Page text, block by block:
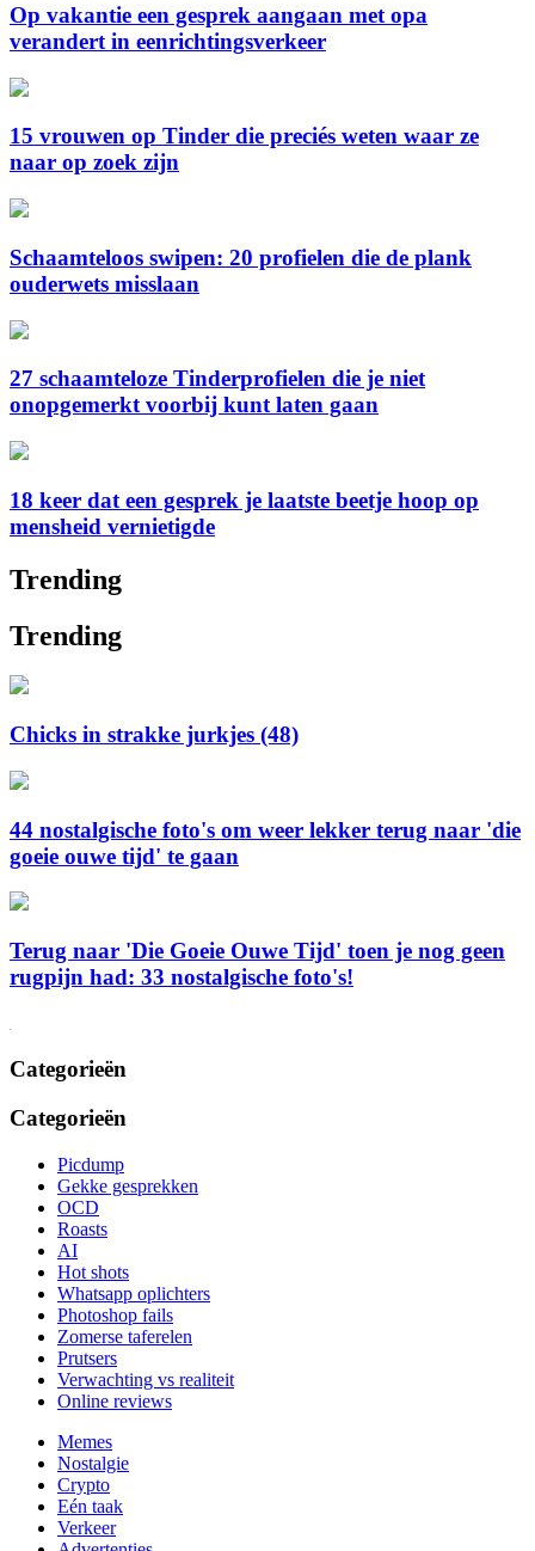
Op vakantie een gesprek aangaan met opa
verandert in eenrichtingsverkeer
15 vrouwen op Tinder die preciés weten waar ze
naar op zoek zijn
Schaamteloos swipen: 20 profielen die de plank
ouderwets misslaan
27 schaamteloze Tinderprofielen die je niet
onopgemerkt voorbij kunt laten gaan
18 keer dat een gesprek je laatste beetje hoop op
mensheid vernietigde
Trending
Trending
Chicks in strakke jurkjes (48)
44 nostalgische foto's om weer lekker terug naar 'die
goeie ouwe tijd' te gaan
Terug naar 'Die Goeie Ouwe Tijd' toen je nog geen
rugpijn had: 33 nostalgische foto's!
Categorieën
Categorieën
Picdump
Gekke gesprekken
OCD
Roasts
AI
Hot shots
Whatsapp oplichters
Photoshop fails
Zomerse taferelen
Prutsers
Verwachting vs realiteit
Online reviews
Memes
Nostalgie
Crypto
Eén taak
Verkeer